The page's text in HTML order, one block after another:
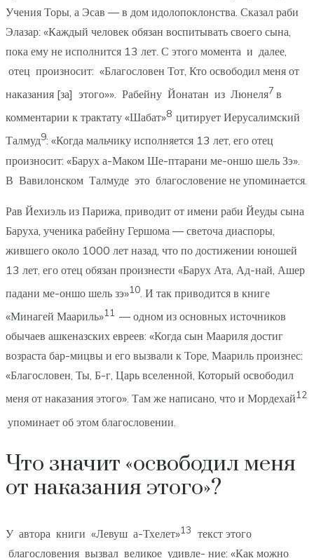
Учения Торы, а Эсав — в дом идолопоклонства. Сказал раби
Элазар: «Каждый человек обязан воспитывать своего сына,
пока ему не исполнится 13 лет. С этого момента и далее,
отец произносит: «Благословен Тот, Кто освободил меня от
наказания [за] этого»». Рабейну Йонатан из Люнеля7 в
комментарии к трактату «Шабат»8 цитирует Иерусалимский
Талмуд9: «Когда мальчику исполняется 13 лет, его отец
произносит: «Барух а-Маком Ше-птарани ме-оншо шель Зэ».
В Вавилонском Талмуде это благословение не упоминается.
Рав Йехиэль из Парижа, приводит от имени раби Йеуды сына
Баруха, ученика рабейну Гершома — светоча диаспоры,
жившего около 1000 лет назад, что по достижении юношей
13 лет, его отец обязан произнести «Барух Ата, Ад-най, Ашер
падани ме-оншо шель зэ»10. И так приводится в книге
«Минагей Маариль»11 — одном из основных источников
обычаев ашкеназских евреев: «Когда сын Маариля достиг
возраста бар-мицвы и его вызвали к Торе, Маариль произнес:
«Благословен, Ты, Б-г, Царь вселенной, Который освободил
меня от наказания этого». Там же написано, что и Мордехай12
упоминает об этом благословении.
Что значит «освободил меня
от наказания этого»?
У автора книги «Левуш а-Тхелет»13 текст этого
благословения вызвал великое удивле- ние: «Как можно